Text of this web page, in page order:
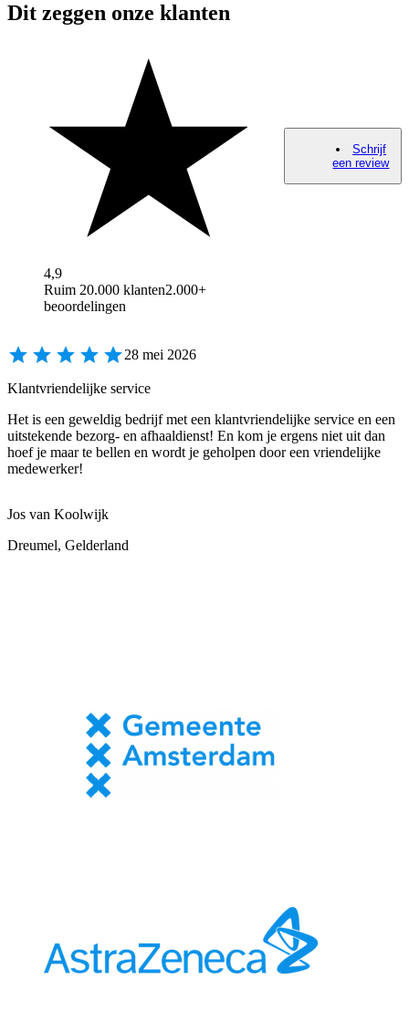
Dit zeggen onze klanten
4,9
Ruim 20.000 klanten2.000+
beoordelingen
Schrijf
een review
28 mei 2026
Klantvriendelijke service
Het is een geweldig bedrijf met een klantvriendelijke service en een
uitstekende bezorg- en afhaaldienst! En kom je ergens niet uit dan
hoef je maar te bellen en wordt je geholpen door een vriendelijke
medewerker!
Jos van Koolwijk
Dreumel, Gelderland